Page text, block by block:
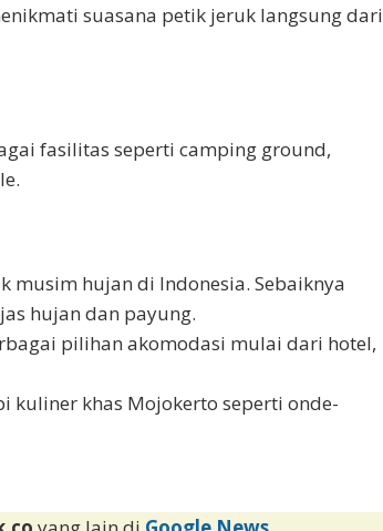
suasana petik jeruk langsung dari
fasilitas seperti camping ground,
musim hujan di Indonesia. Sebaiknya
hujan dan payung.
pilihan akomodasi mulai dari hotel,
kuliner khas Mojokerto seperti onde-